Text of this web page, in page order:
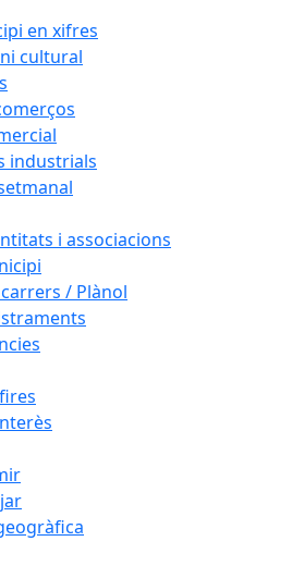
en xifres
cultural
industrials
i associacions
/ Plànol